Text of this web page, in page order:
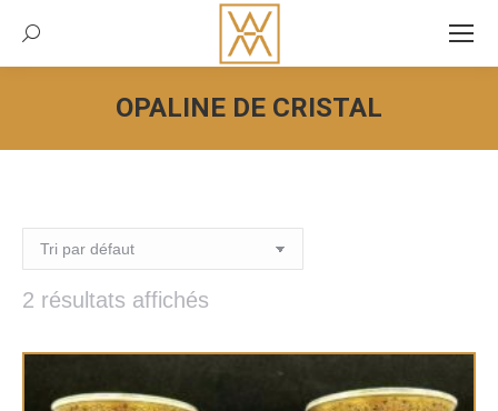
Recherche:
OPALINE DE CRISTAL
Vous êtes ici :
2 résultats affichés